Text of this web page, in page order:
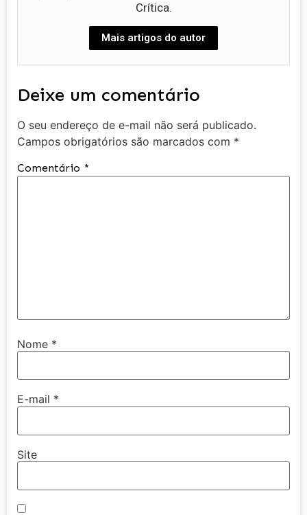
Crítica.
Mais artigos do autor
Deixe um comentário
O seu endereço de e-mail não será publicado.
Campos obrigatórios são marcados com *
Comentário *
Nome *
E-mail *
Site